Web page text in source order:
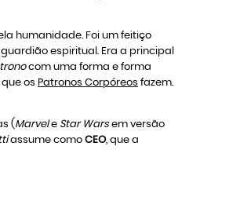
humanidade. Foi um feitiço
espiritual. Era a principal
com uma forma e forma
os Patronos Corpóreos fazem.
( Marvele Star Warsem versão
assume como CEO, que a